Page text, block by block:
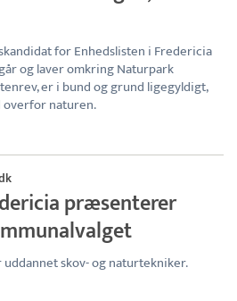
for Enhedslisten i Fredericia
og laver omkring Naturpark
er i bund og grund ligegyldigt,
naturen.
præsenterer
uddannet skov- og naturtekniker.